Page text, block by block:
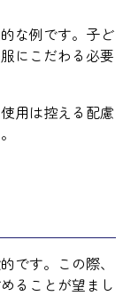
な例です。子ど
にこだわる必要
用は控える配慮
す。この際、
ることが望まし